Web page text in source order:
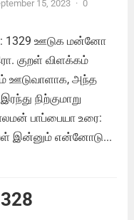
15, 2023 · 0
: 1329 ஊடுக மன்னோ
குறள் விளக்கம்
ஊடுவாளாக, அந்த
நிற்குமாறு
பாப்பையா உரை:
இன்னும் என்னோடு...